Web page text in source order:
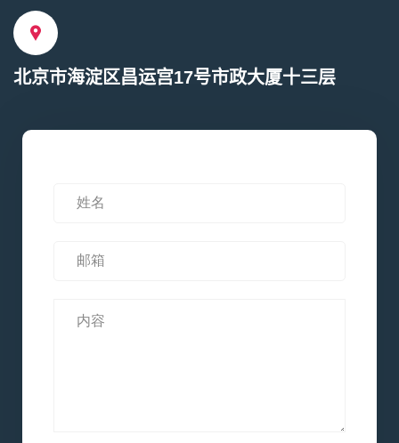
北京市海淀区昌运宫17号市政大厦十三层